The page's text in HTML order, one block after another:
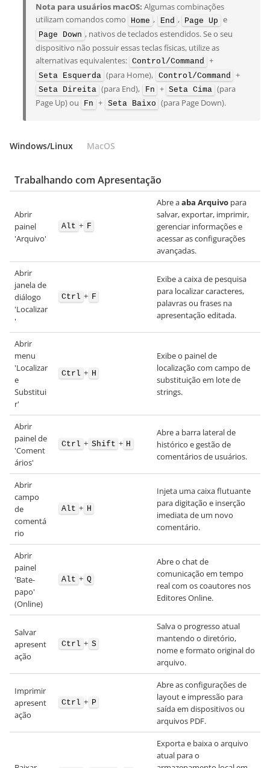
Nota para usuários macOS: Algumas combinações
utilizam comandos como
Home , End , Page Up e
Page Down , nativos de teclados estendidos. Se o seu
dispositivo não possuir essas teclas físicas, utilize as
alternativas equivalentes: Control/Command +
Seta Esquerda (para Home), Control/Command +
Seta Direita (para End), Fn + Seta Cima (para
Page Up) ou
Fn + Seta Baixo (para Page Down).
Windows/Linux MacOS
Trabalhando com Apresentação
Abrir
painel
'Arquivo'
Alt + F
Abre aaba Arquivo para
salvar, exportar, imprimir,
gerenciar informações e
acessar as configurações
avançadas.
Abrir
janela de
diálogo
'Localizar
'
Ctrl + F
Exibe a caixa de pesquisa
para localizar caracteres,
palavras ou frases na
apresentação editada.
Abrir
menu
'Localizar
e
Substitui
r'
Ctrl + H
Exibe o painel de
localização com campo de
substituição em lote de
strings.
Abrir
painel de
'Coment
ários'
Ctrl + Shift + H
Abre a barra lateral de
histórico e gestão de
comentários de usuários.
Abrir
campo
de
comentá
rio
Alt + H
Injeta uma caixa flutuante
para digitação e inserção
imediata de um novo
comentário.
Abrir
painel
'Bate-
papo'
(Online)
Alt + Q
Abre o chat de
comunicação em tempo
real com os coautores nos
Editores Online.
Salvar
apresent
ação
Ctrl + S
Salva o progresso atual
mantendo o diretório,
nome e formato original do
arquivo.
Imprimir
apresent
ação
Ctrl + P
Abre as configurações de
layout e impressão para
saída em dispositivos ou
arquivos PDF.
Exporta e baixa o arquivo
atual para o